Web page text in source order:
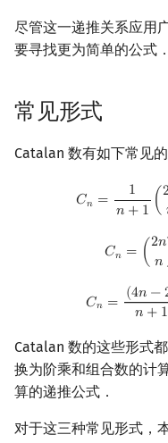
尽管这一递推关系应用
要寻找更为简单的公式．
常见形式
Catalan 数有如下常见的
𝐶𝑛 =
1
𝑛 + 1 (
=1 1(
𝐶𝑛 = ( 2𝑛
𝑛
Cn=(
𝐶𝑛 = (4𝑛 −
𝑛 + 1
n=(4n −
Catalan 数的这些形式
换为阶乘和组合数的计
算的递推公式．
对于这三种常见形式，